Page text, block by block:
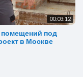
00:03:12
помещений под
в Москве